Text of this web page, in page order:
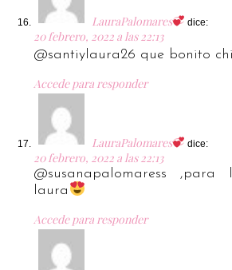
LauraPalomares dice:
20 febrero, 2022 a las 22:13
@santiylaura26 que bonito
Accede para responder
LauraPalomares dice:
20 febrero, 2022 a las 22:13
@susanapalomaress
laura
Accede para responder